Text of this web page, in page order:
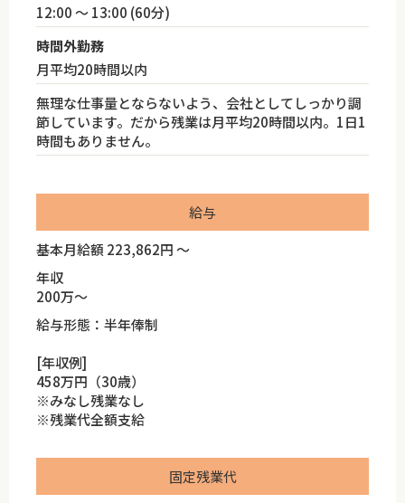
12:00 ～ 13:00 (60分)
時間外勤務
月平均20時間以内
無理な仕事量とならないよう、会社としてしっかり調
節しています。だから残業は月平均20時間以内。1日1
時間もありません。
給与
基本月給額 223,862円 ～
年収
200万～
給与形態：半年俸制
[年収例]
458万円（30歳）
※みなし残業なし
※残業代全額支給
固定残業代